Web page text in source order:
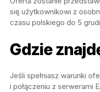
się użytkownikowi z
czasu polskiego do 5
Gdzie
Jeśli spełniasz warunki
i połączeniu z serwerami